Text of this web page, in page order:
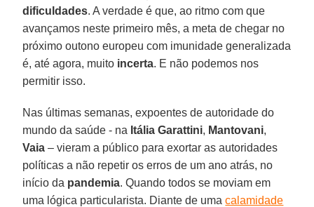
dificuldades. A verdade é que, ao ritmo com que
avançamos neste primeiro mês, a meta de chegar no
próximo outono europeu com imunidade generalizada
é, até agora, muito incerta. E não podemos nos
permitir isso.
Nas últimas semanas, expoentes de autoridade do
mundo da saúde - na Itália Garattini, Mantovani,
Vaia – vieram a público para exortar as autoridades
políticas a não repetir os erros de um ano atrás, no
início da pandemia. Quando todos se moviam em
uma lógica particularista. Diante de umacalamidade